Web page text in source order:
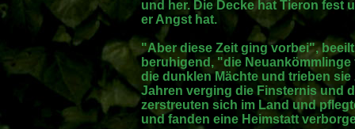
und her. Die Decke hat Tieron fest
er Angst hat.
"Aber diese Zeit ging vorbei",
beruhigend, "die
die dunklen Mächte und trieben
Jahren verging die Finsternis und
zerstreuten sich im Land und
und fanden eine Heimstatt